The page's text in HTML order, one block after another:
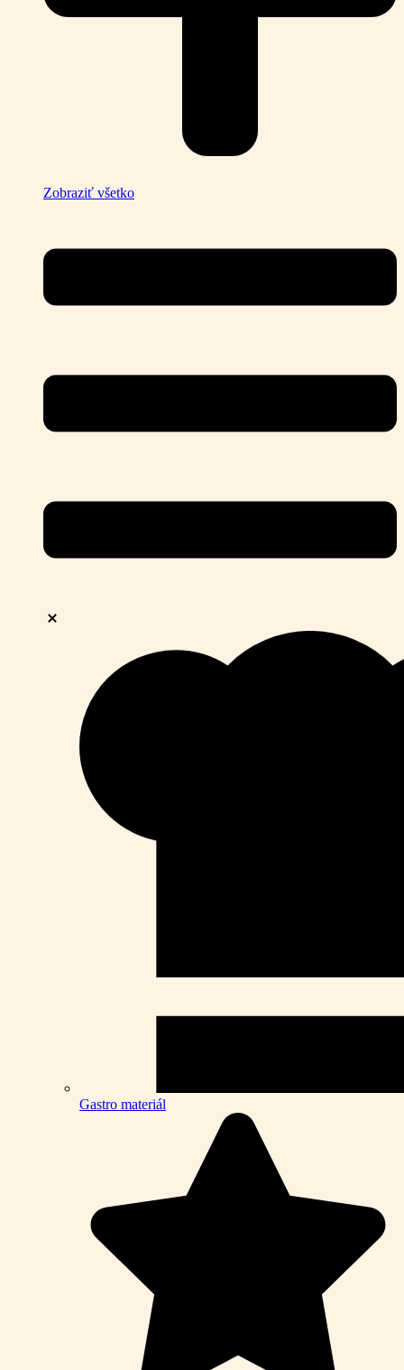
Zobraziť všetko
Gastro materiál